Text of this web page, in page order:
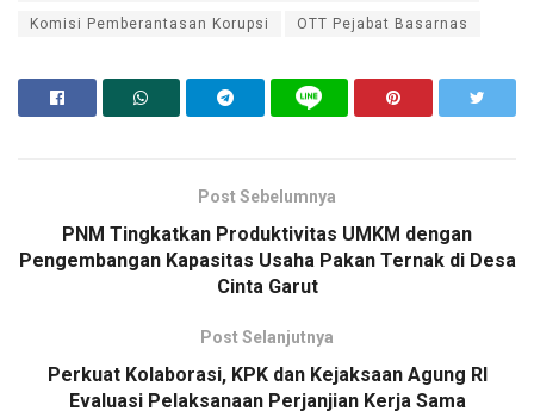
Komisi Pemberantasan Korupsi OTT Pejabat Basarnas
Post Sebelumnya
PNM Tingkatkan Produktivitas UMKM dengan
Pengembangan Kapasitas Usaha Pakan Ternak di Desa
Cinta Garut
Post Selanjutnya
Perkuat Kolaborasi, KPK dan Kejaksaan Agung RI
Evaluasi Pelaksanaan Perjanjian Kerja Sama